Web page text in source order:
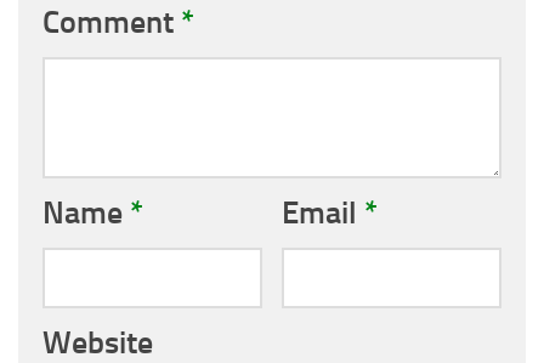
Comment *
Name * Email *
Website